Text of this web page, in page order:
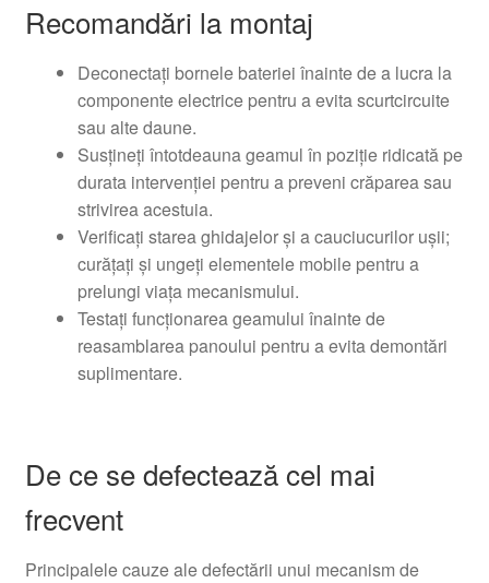
Recomandări la montaj
Deconectați bornele bateriei înainte de a lucra la
componente electrice pentru a evita scurtcircuite
sau alte daune.
Susțineți întotdeauna geamul în poziție ridicată pe
durata intervenției pentru a preveni crăparea sau
strivirea acestuia.
Verificați starea ghidajelor și a cauciucurilor ușii;
curățați și ungeți elementele mobile pentru a
prelungi viața mecanismului.
Testați funcționarea geamului înainte de
reasamblarea panoului pentru a evita demontări
suplimentare.
De ce se defectează cel mai
frecvent
Principalele cauze ale defectării unui mecanism de